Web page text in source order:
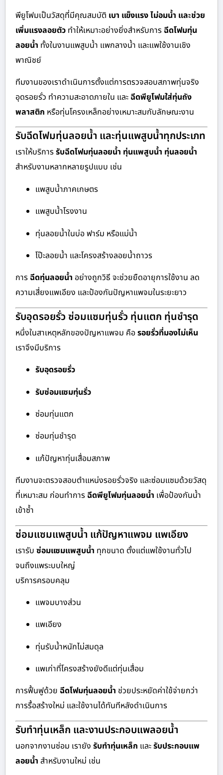
พียูโฟมเป็นวัสดุที่มีคุณสมบัติ เบา แข็งแรง ไม่อมน้ำ และช่วย
เพิ่มแรงลอยตัว ทำให้เหมาะอย่างยิ่งสำหรับการ ฉีดโฟมทุ่น
ลอยน้ำ ทั้งในงานแพสูบน้ำ แพกลางน้ำ และแพใช้งานเชิง
พาณิชย์
ทีมงานของเราดำเนินการตั้งแต่การตรวจสอบสภาพทุ่นจริง
อุดรอยรั่ว ทำความสะอาดภายใน และ ฉีดพียูโฟมใส่ทุ่นถัง
พลาสติก หรือทุ่นโครงเหล็กอย่างเหมาะสมกับลักษณะงาน
รับฉีดโฟมทุ่นลอยน้ำ และทุ่นแพสูบน้ำทุกประเภท
เราให้บริการรับฉีดโฟมทุ่นลอยน้ำ ทุ่นแพสูบน้ำ ทุ่นลอยน้ำ
สำหรับงานหลากหลายรูปแบบ เช่น
แพสูบน้ำภาคเกษตร
แพสูบน้ำโรงงาน
ทุ่นลอยน้ำในบ่อ ฟาร์ม หรือแม่น้ำ
โป๊ะลอยน้ำ และโครงสร้างลอยน้ำถาวร
การ ฉีดทุ่นลอยน้ำ อย่างถูกวิธี จะช่วยยืดอายุการใช้งาน ลด
ความเสี่ยงแพเอียง และป้องกันปัญหาแพจมในระยะยาว
รับอุดรอยรั่ว ซ่อมแซมทุ่นรั่ว ทุ่นแตก ทุ่นชำรุด
หนึ่งในสาเหตุหลักของปัญหาแพจม คือรอยรั่วที่มองไม่เห็น
เราจึงมีบริการ
รับอุดรอยรั่ว
รับซ่อมแซมทุ่นรั่ว
ซ่อมทุ่นแตก
ซ่อมทุ่นชำรุด
แก้ปัญหาทุ่นเสื่อมสภาพ
ทีมงานจะตรวจสอบตำแหน่งรอยรั่วจริง และซ่อมแซมด้วยวัสดุ
ที่เหมาะสม ก่อนทำการ ฉีดพียูโฟมทุ่นลอยน้ำ เพื่อป้องกันน้ำ
เข้าซ้ำ
ซ่อมแซมแพสูบน้ำ แก้ปัญหาแพจม แพเอียง
เรารับ ซ่อมแซมแพสูบน้ำ ทุกขนาด ตั้งแต่แพใช้งานทั่วไป
จนถึงแพระบบใหญ่
บริการครอบคลุม
แพจมบางส่วน
แพเอียง
ทุ่นรับน้ำหนักไม่สมดุล
แพเก่าที่โครงสร้างยังดีแต่ทุ่นเสื่อม
การฟื้นฟูด้วย ฉีดโฟมทุ่นลอยน้ำ ช่วยประหยัดค่าใช้จ่ายกว่า
การรื้อสร้างใหม่ และใช้งานได้ทันทีหลังดำเนินการ
รับทำทุ่นเหล็ก และงานประกอบแพลอยน้ำ
นอกจากงานซ่อม เรายัง รับทำทุ่นเหล็ก และรับประกอบแพ
ลอยน้ำ สำหรับงานใหม่ เช่น